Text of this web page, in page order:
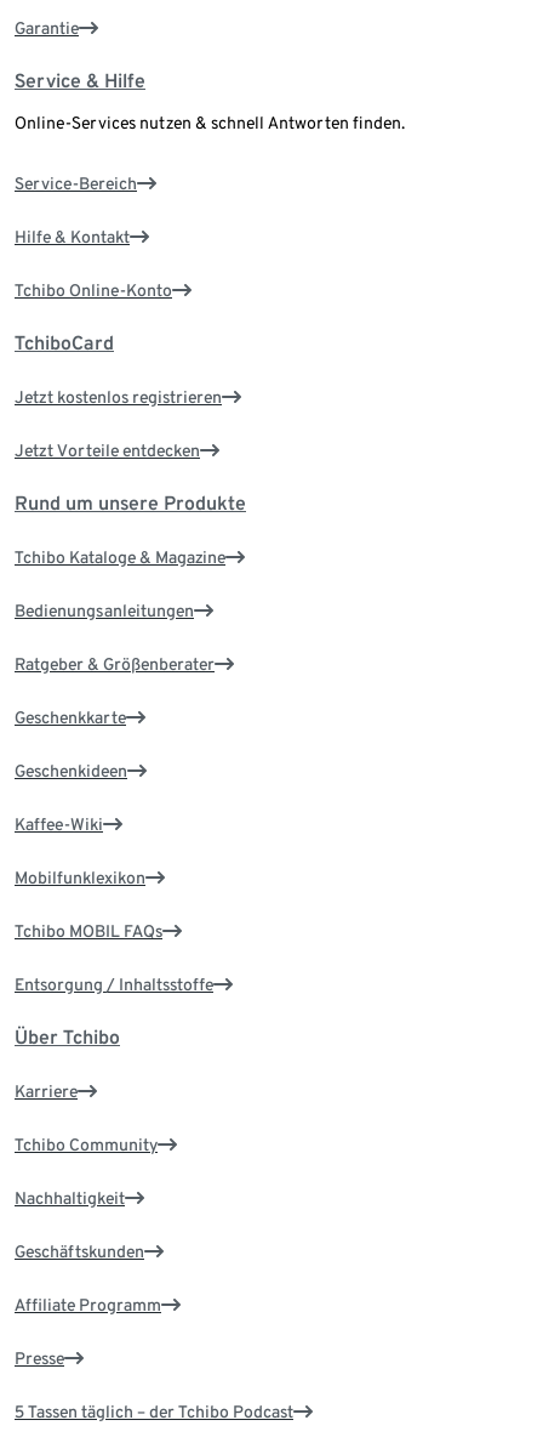
Garantie
Service & Hilfe
Online-Services nutzen & schnell Antworten finden.
Service-Bereich
Hilfe & Kontakt
Tchibo Online-Konto
TchiboCard
Jetzt kostenlos registrieren
Jetzt Vorteile entdecken
Rund um unsere Produkte
Tchibo Kataloge & Magazine
Bedienungsanleitungen
Ratgeber & Größenberater
Geschenkkarte
Geschenkideen
Kaffee-Wiki
Mobilfunklexikon
Tchibo MOBIL FAQs
Entsorgung / Inhaltsstoffe
Über Tchibo
Karriere
Tchibo Community
Nachhaltigkeit
Geschäftskunden
Affiliate Programm
Presse
5 Tassen täglich – der Tchibo Podcast